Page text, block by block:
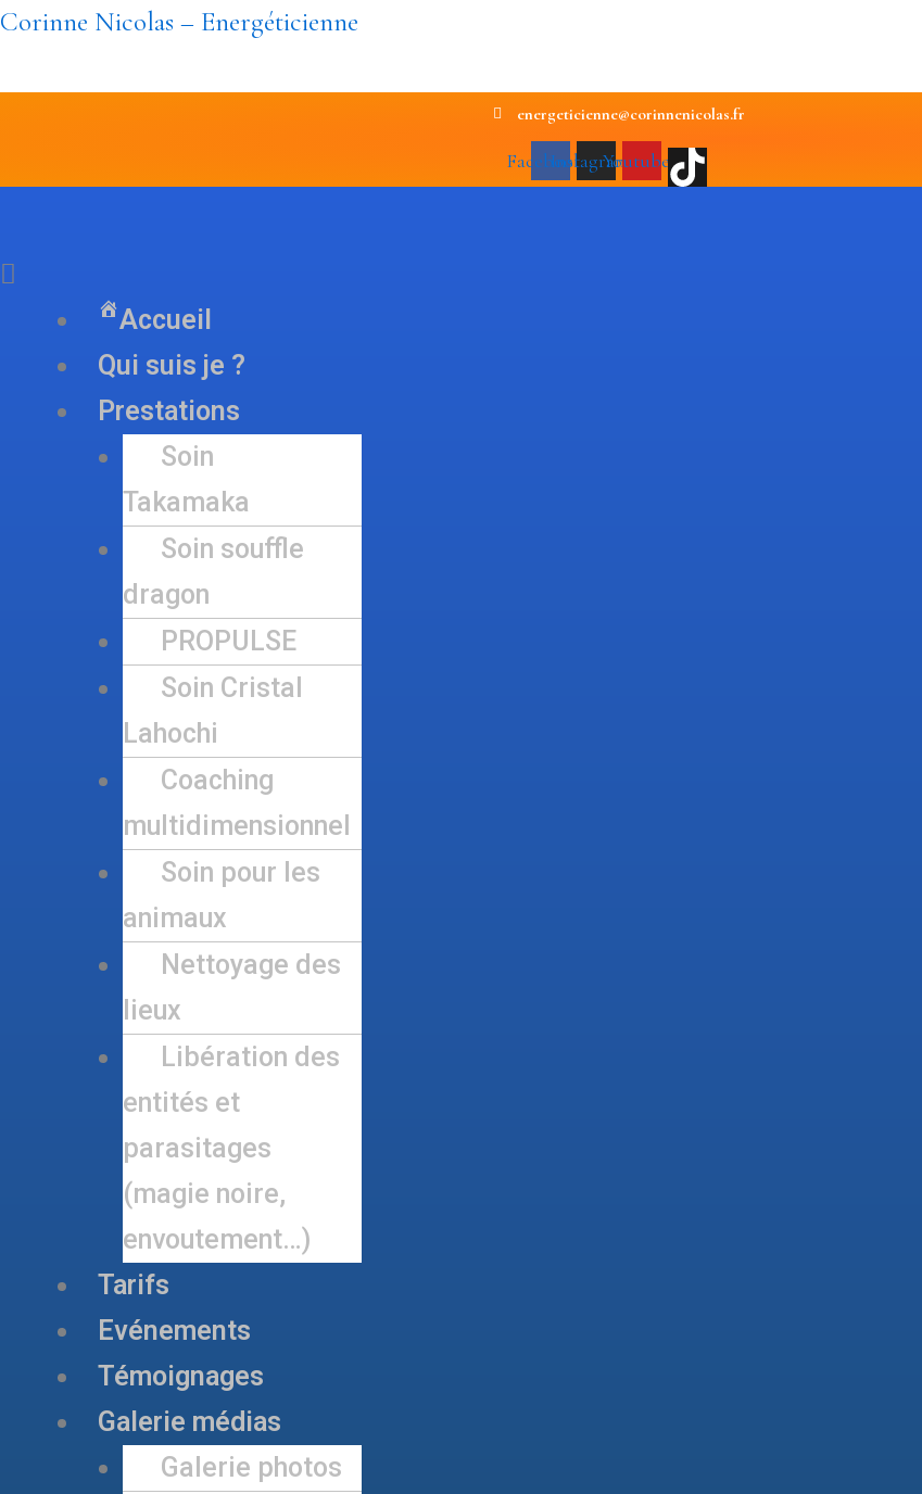
Aller
Corinne Nicolas – Energéticienne
energeticienne@corinnenicolas.fr
FacebookInstagramYoutube
Accueil
Qui suis je ?
Prestations
Soin
Takamaka
Soin souffle
dragon
PROPULSE
Soin Cristal
Lahochi
Coaching
multidimensionnel
Soin pour les
animaux
Nettoyage des
lieux
Libération des
entités et
parasitages
(magie noire,
envoutement…)
Tarifs
Evénements
Témoignages
Galerie médias
Galerie photos